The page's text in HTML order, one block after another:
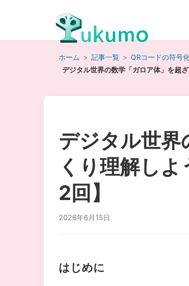
ホーム > 記事一覧 > QRコードの符号
デジタル世界の数学「ガロア体」を超
デジタル世界
くり理解し
2回】
2026年6月15日
はじめに